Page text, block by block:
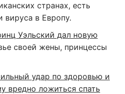
странах, есть
вируса в Европу.
Уэльский дал новую
своей жены, принцессы
удар по здоровью и
вредно ложиться спать